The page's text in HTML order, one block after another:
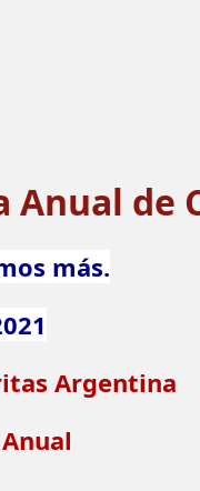
de
más.
Argentina